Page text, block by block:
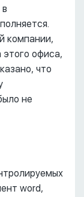
компании,
офиса,
что
не
word,